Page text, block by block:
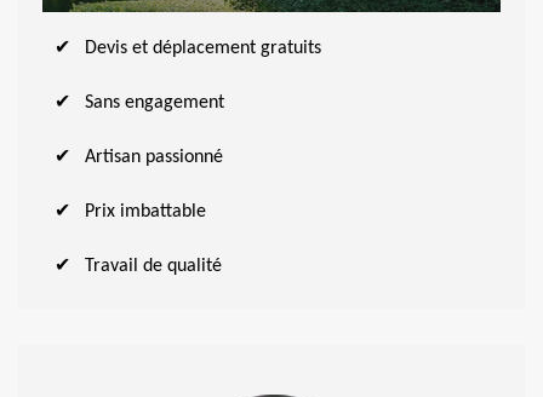
Devis et déplacement gratuits
Sans engagement
Artisan passionné
Prix imbattable
Travail de qualité